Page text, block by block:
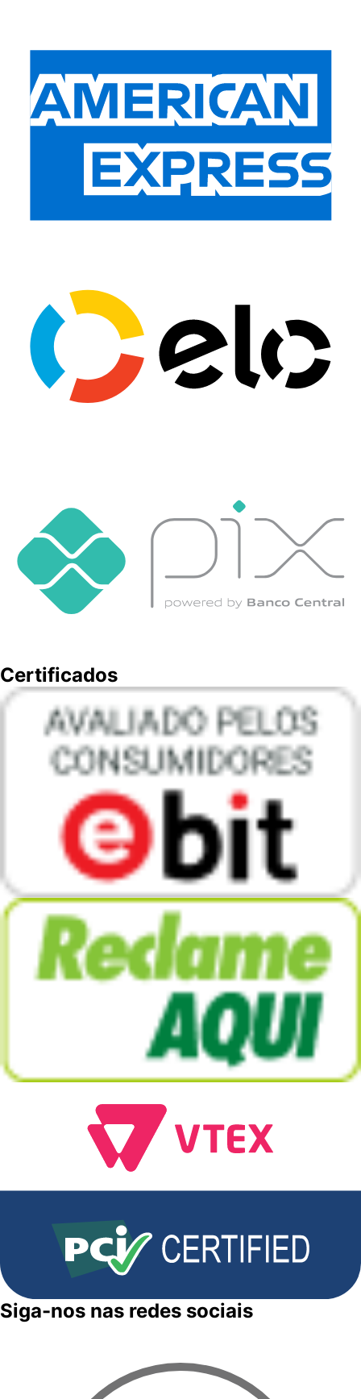
Certificados
Siga-nos nas redes sociais